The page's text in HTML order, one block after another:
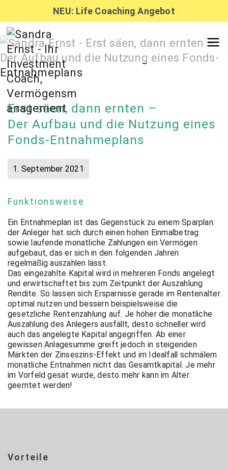
Inhalt
springen
NEU: Life Coaching Angebot
Sandra
Ernst –
Finanzber
atung,
Investmen
t Coach,
Anlageber
atung
Erst säen, dann ernten –
Der Aufbau und die Nutzung eines
Fonds-Entnahmeplans
1. September 2021
Funktionsweise
Ein Entnahmeplan ist das Gegenstück zu einem Sparplan:
der Anleger hat sich durch einen hohen Einmalbetrag
sowie laufende monatliche Zahlungen ein Vermögen
aufgebaut, das er sich in den folgenden Jahren
regelmäßig auszahlen lässt.
Das eingezahlte Kapital wird in mehreren Fonds angelegt
und erwirtschaftet bis zum Zeitpunkt der Auszahlung
Rendite. So lassen sich Ersparnisse gerade im Rentenalter
optimal nutzen und bessern beispielsweise die
gesetzliche Rentenzahlung auf. Je höher die monatliche
Auszahlung des Anlegers ausfällt, desto schneller wird
auch das angelegte Kapital angegriffen. Ab einer
gewissen Anlagesumme greift jedoch in steigenden
Märkten der Zinseszins-Effekt und im Idealfall schmälern
monatliche Entnahmen nicht das Gesamtkapital. Je mehr
im Vorfeld gesät wurde, desto mehr kann im Alter
geerntet werden!
Vorteile